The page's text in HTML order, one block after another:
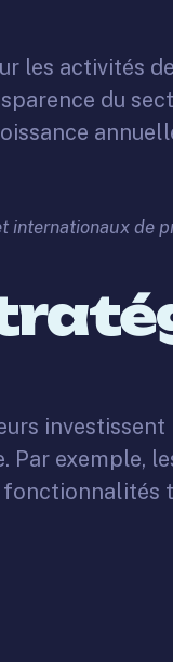
les activités
du
internationaux de
investissent
Par exemple,